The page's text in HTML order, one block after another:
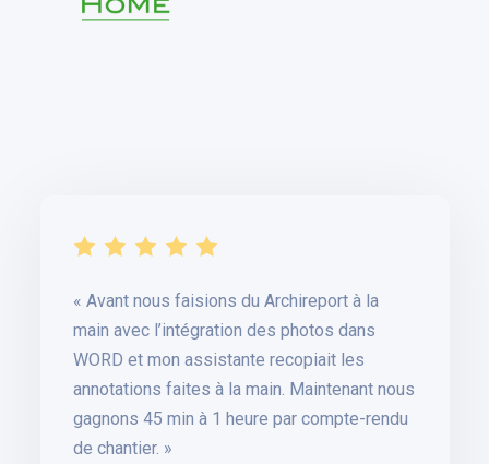
Avant nous faisions du Archireport à la
main avec l’intégration des photos dans
WORD et mon assistante recopiait les
annotations faites à la main. Maintenant nous
gagnons 45 min à 1 heure par compte-rendu
de chantier.